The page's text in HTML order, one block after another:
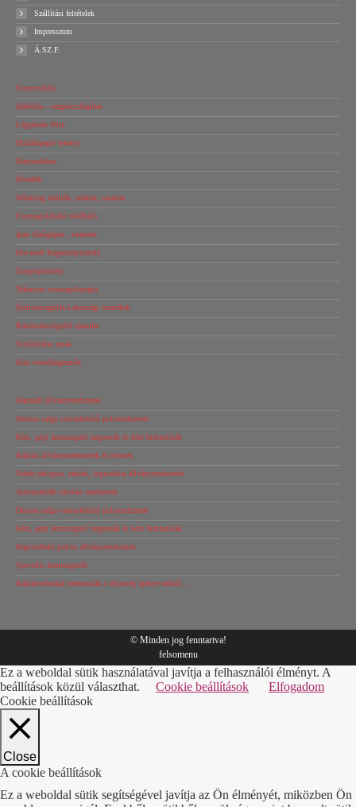
Szállítási feltételek
Impresszum
Á.SZ.F.
Sztreccsfólia
Habfólia – rezgéscsillapítás
Légpárnás fólia
Hullámpapír tekercs
Kartondoboz
Élvédők
Műanyag tömlők, zsákok, tasakok
Csomagolóháló védőháló
Ipari tűzőgépek , tackerek
Hot-melt Ragasztópisztoly
Zsugorpisztoly
Tekercses csomagolópapír
Ételcsomagolás-Lakossági termékek
Rakományrögzítő spanifer
Simítózáras tasak
Kézi vonalhegesztők
Használt állványrendszerek
Dexion salgo csavarkötésű polcrendszerek
Kézi, gépi árumozgató targoncák és kézi hidraulikák
Raktári állványszerkezetek és elemek
Nehéz raklapos, raktári, logisztikai állványrendszerek
Automatizált tárolási rendszerek
Dexion salgo csavarkötésű polcrendszerek
Kézi, gépi árumozgató targoncák és kézi hidraulikák
Kapcsolható polcos állványrendszerek
Speciális árumozgatók
Raktártechnikai referenciák a teljesség igénye nélkül…
© Minden jog fenntartva!
felsomenu
Ez a weboldal sütik használatával javítja a felhasználói élményt. A
beállítások közül választhat.
Cookie beállítások
Elfogadom
Cookie beállítások
Close
A cookie beállítások
Ez a weboldal sütik segítségével javítja az Ön élményét, miközben Ön